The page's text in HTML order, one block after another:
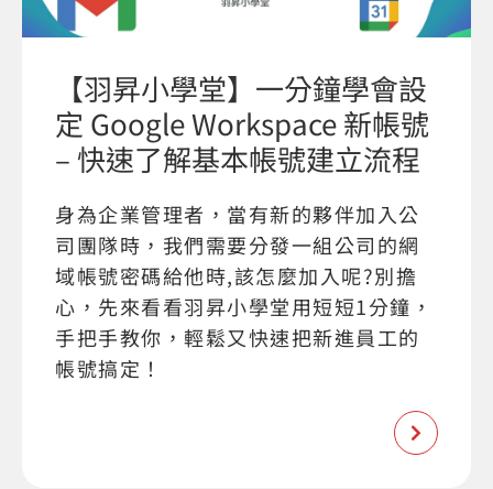
【羽昇小學堂】一分鐘學會設
定 Google Workspace 新帳號
– 快速了解基本帳號建立流程
身為企業管理者，當有新的夥伴加入公
司團隊時，我們需要分發一組公司的網
域帳號密碼給他時,該怎麼加入呢?別擔
心，先來看看羽昇小學堂用短短1分鐘，
手把手教你，輕鬆又快速把新進員工的
帳號搞定！